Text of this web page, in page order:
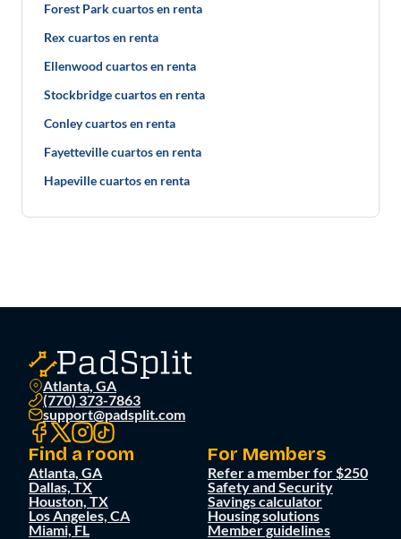
Forest Park cuartos en renta
Rex cuartos en renta
Ellenwood cuartos en renta
Stockbridge cuartos en renta
Conley cuartos en renta
Fayetteville cuartos en renta
Hapeville cuartos en renta
Atlanta, GA
(770) 373-7863
support@padsplit.com
Find a room
Atlanta, GA
Dallas, TX
Houston, TX
Los Angeles, CA
Miami, FL
For Members
Refer a member for $250
Safety and Security
Savings calculator
Housing solutions
Member guidelines